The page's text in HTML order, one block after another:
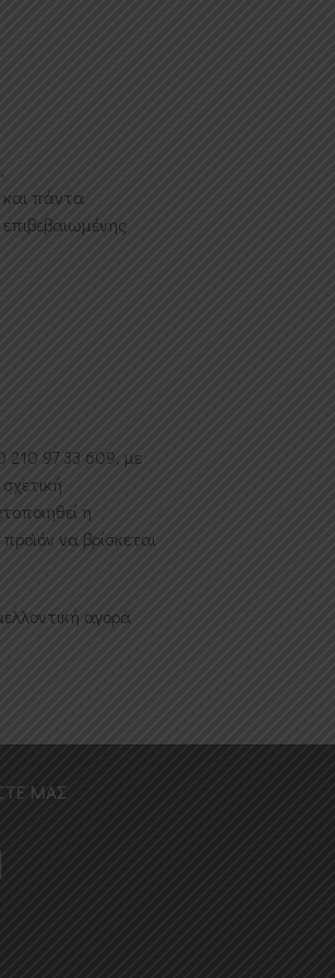
πάντα
210 97 33 609, με
η
να βρίσκεται
αγορά
ΜΑΣ